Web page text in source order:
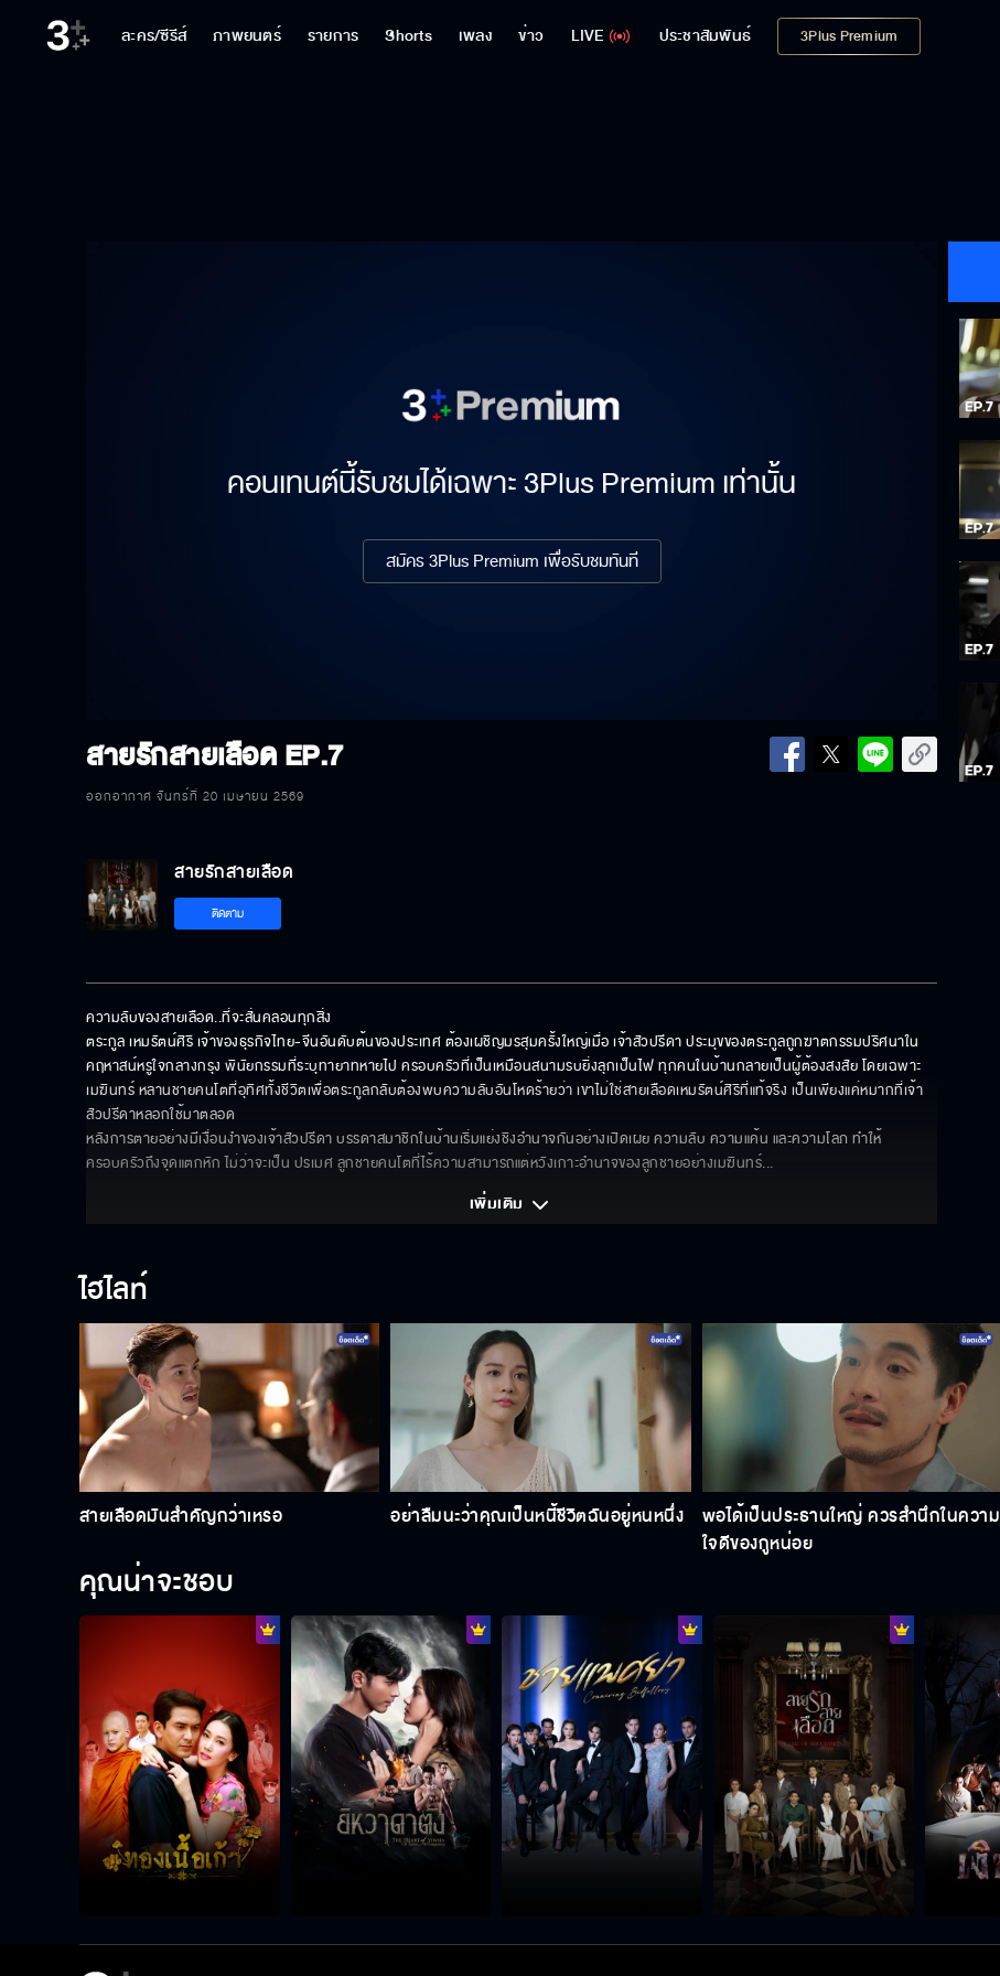
ละคร/ซีรีส์ ภาพยนตร์ รายการ Shorts เพลง ข่าว LIVE ประชาสัมพันธ์ 3Plus Premium
คอนเทนต์นี้รับชมได้เฉพาะ 3Plus Premium เท่านั้น
สมัคร 3Plus Premium เพื่อรับชมทันที
สายรักสายเลือดEP.7
ออกอากาศ จันทร์ที่ 20 เมษายน 2569
สายรักสายเลือด
ติดตาม
ความลับของสายเลือด..ที่จะสั่นคลอนทุกสิ่ง
ตระกูล เหมรัตน์ศิริ เจ้าของธุรกิจไทย-จีนอันดับต้นของประเทศ ต้องเผชิญมรสุมครั้งใหญ่เมื่อ เจ้าสัวปรีดา ประมุขของตระกูลถูกฆาตกรรมปริศนาใน
คฤหาสน์หรูใจกลางกรุง พินัยกรรมที่ระบุทายาทหายไป ครอบครัวที่เป็นเหมือนสนามรบยิ่งลุกเป็นไฟ ทุกคนในบ้านกลายเป็นผู้ต้องสงสัย โดยเฉพาะ
เมฆินทร์ หลานชายคนโตที่อุทิศทั้งชีวิตเพื่อตระกูลกลับต้องพบความลับอันโหดร้ายว่า เขาไม่ใช่สายเลือดเหมรัตน์ศิริที่แท้จริง เป็นเพียงแค่หมากที่เจ้า
สัวปรีดาหลอกใช้มาตลอด
หลังการตายอย่างมีเงื่อนงำของเจ้าสัวปรีดา บรรดาสมาชิกในบ้านเริ่มแย่งชิงอำนาจกันอย่างเปิดเผย ความลับ ความแค้น และความโลภ ทำให้
ครอบครัวถึงจุดแตกหัก ไม่ว่าจะเป็น ปรเมศ ลูกชายคนโตที่ไร้ความสามารถแต่หวังเกาะอำนาจของลูกชายอย่างเมฆินทร์...
เพิ่มเติม
ไฮไลท์
สายเลือดมันสำคัญกว่าเหรอ อย่าลืมนะว่าคุณเป็นหนี้ชีวิตฉันอยู่หนหนึ่ง
พอได้เป็นประธานใหญ่ ควรสำนึกในความ
ใจดีของกูหน่อย
คุณน่าจะชอบ